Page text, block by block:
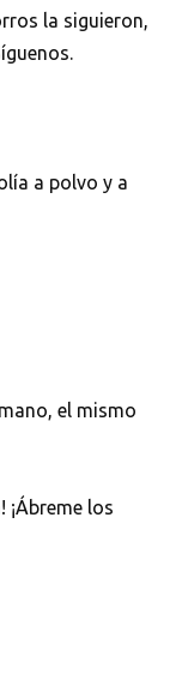
la siguieron,
a polvo y a
el mismo
¡Ábreme los